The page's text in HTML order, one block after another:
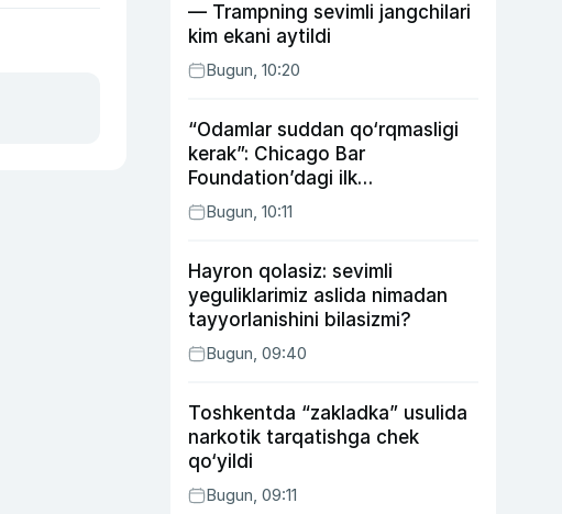
— Trampning sevimli jangchilari
kim ekani aytildi
Bugun, 10:20
“Odamlar suddan qo‘rqmasligi
kerak”: Chicago Bar
Foundation’dagi ilk
o‘zbekistonlik Go‘zal
Abduaxatova
Bugun, 10:11
Hayron qolasiz: sevimli
yeguliklarimiz aslida nimadan
tayyorlanishini bilasizmi?
Bugun, 09:40
Toshkentda “zakladka” usulida
narkotik tarqatishga chek
qo‘yildi
Bugun, 09:11